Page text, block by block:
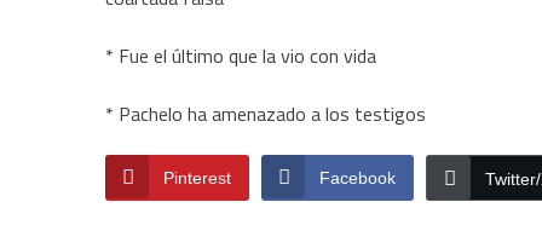
* Fue el último que la vio con vida
* Pachelo ha amenazado a los testigos
Pinterest Facebook